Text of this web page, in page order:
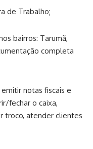
de Trabalho;
bairros: Tarumã,
completa
notas fiscais e
fechar o caixa,
troco, atender clientes